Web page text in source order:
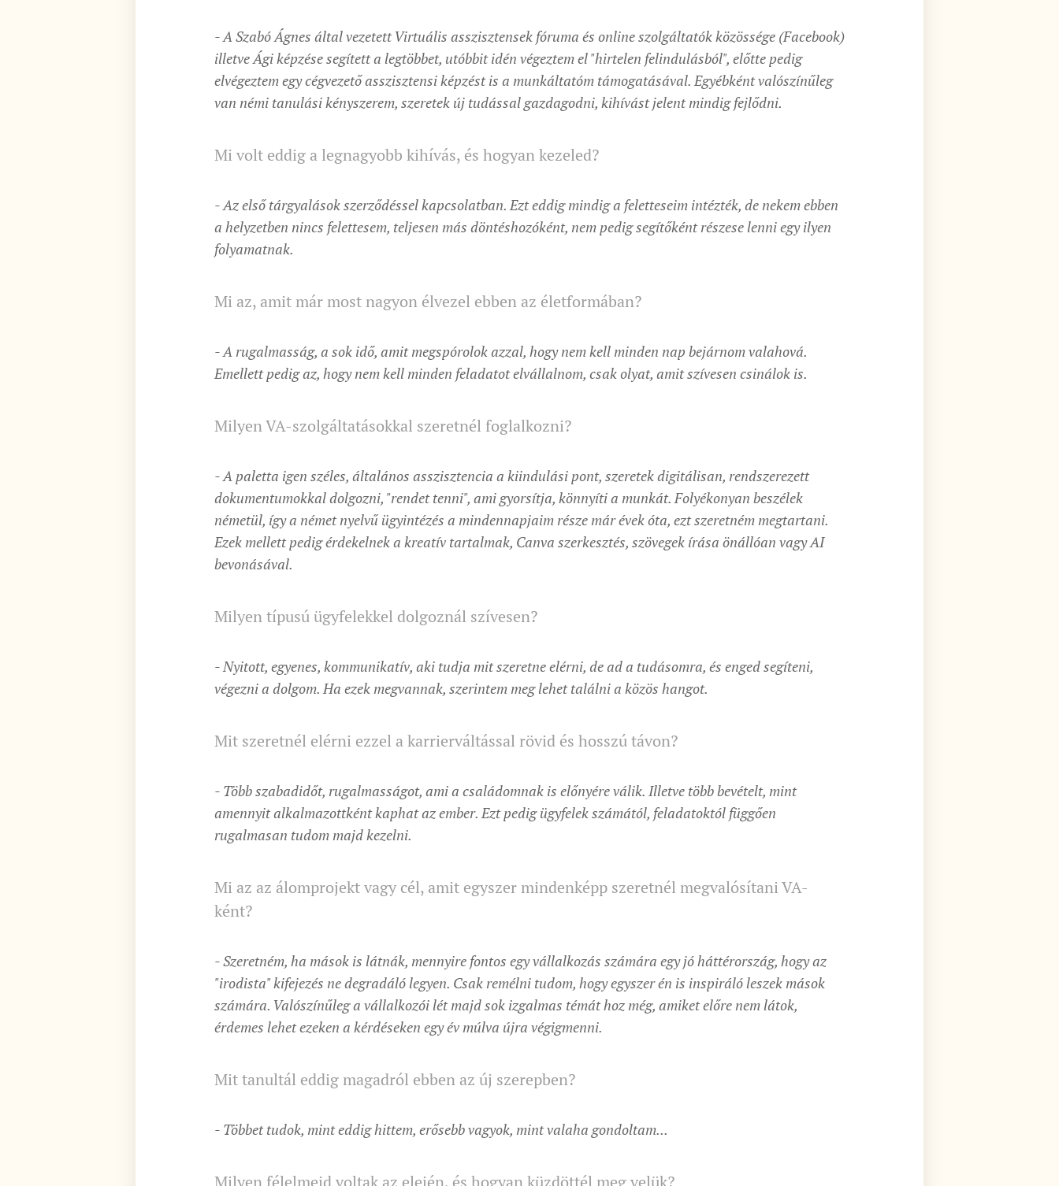
- A Szabó Ágnes által vezetett Virtuális asszisztensek fóruma és online szolgáltatók közössége (Facebook)
illetve Ági képzése segített a legtöbbet, utóbbit idén végeztem el "hirtelen felindulásból", előtte pedig
elvégeztem egy cégvezető asszisztensi képzést is a munkáltatóm támogatásával. Egyébként valószínűleg
van némi tanulási kényszerem, szeretek új tudással gazdagodni, kihívást jelent mindig fejlődni.
Mi volt eddig a legnagyobb kihívás, és hogyan kezeled?
- Az első tárgyalások szerződéssel kapcsolatban. Ezt eddig mindig a feletteseim intézték, de nekem ebben
a helyzetben nincs felettesem, teljesen más döntéshozóként, nem pedig segítőként részese lenni egy ilyen
folyamatnak.
Mi az, amit már most nagyon élvezel ebben az életformában?
- A rugalmasság, a sok idő, amit megspórolok azzal, hogy nem kell minden nap bejárnom valahová.
Emellett pedig az, hogy nem kell minden feladatot elvállalnom, csak olyat, amit szívesen csinálok is.
Milyen VA-szolgáltatásokkal szeretnél foglalkozni?
- A paletta igen széles, általános asszisztencia a kiindulási pont, szeretek digitálisan, rendszerezett
dokumentumokkal dolgozni, "rendet tenni", ami gyorsítja, könnyíti a munkát. Folyékonyan beszélek
németül, így a német nyelvű ügyintézés a mindennapjaim része már évek óta, ezt szeretném megtartani.
Ezek mellett pedig érdekelnek a kreatív tartalmak, Canva szerkesztés, szövegek írása önállóan vagy AI
bevonásával.
Milyen típusú ügyfelekkel dolgoznál szívesen?
- Nyitott, egyenes, kommunikatív, aki tudja mit szeretne elérni, de ad a tudásomra, és enged segíteni,
végezni a dolgom. Ha ezek megvannak, szerintem meg lehet találni a közös hangot.
Mit szeretnél elérni ezzel a karrierváltással rövid és hosszú távon?
- Több szabadidőt, rugalmasságot, ami a családomnak is előnyére válik. Illetve több bevételt, mint
amennyit alkalmazottként kaphat az ember. Ezt pedig ügyfelek számától, feladatoktól függően
rugalmasan tudom majd kezelni.
Mi az az álomprojekt vagy cél, amit egyszer mindenképp szeretnél megvalósítani VA-
ként?
- Szeretném, ha mások is látnák, mennyire fontos egy vállalkozás számára egy jó háttérország, hogy az
"irodista" kifejezés ne degradáló legyen. Csak remélni tudom, hogy egyszer én is inspiráló leszek mások
számára. Valószínűleg a vállalkozói lét majd sok izgalmas témát hoz még, amiket előre nem látok,
érdemes lehet ezeken a kérdéseken egy év múlva újra végigmenni.
Mit tanultál eddig magadról ebben az új szerepben?
- Többet tudok, mint eddig hittem, erősebb vagyok, mint valaha gondoltam...
Milyen félelmeid voltak az elején, és hogyan küzdöttél meg velük?